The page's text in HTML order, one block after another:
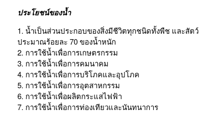
ประโยชน์ของน้ำ
1. น้ำเป็นส่วนประกอบของสิ่งมีชีวิตทุกชนิดทั้งพืช และสัตว์
ประมาณร้อยละ 70 ของน้ำหนัก
2. การใช้น้ำเพื่อการเกษตรกรรม
3. การใช้น้ำเพื่อการคมนาคม
4. การใช้น้ำเพื่อการบริโภคและอุปโภค
5. การใช้น้ำเพื่อการอุตสาหกรรม
6. การใช้น้ำเพื่อผลิตกระแสไฟฟ้า
7. การใช้น้ำเพื่อการท่องเทียวและนันทนาการ